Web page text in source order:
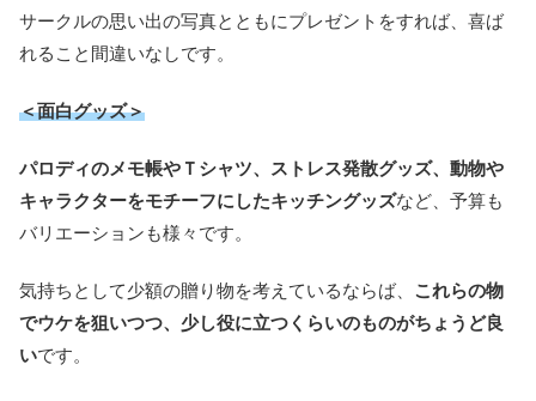
サークルの思い出の写真とともにプレゼントをすれば、喜ば
れること間違いなしです。
＜面白グッズ＞
パロディのメモ帳やＴシャツ、ストレス発散グッズ、動物や
キャラクターをモチーフにしたキッチングッズなど、予算も
バリエーションも様々です。
気持ちとして少額の贈り物を考えているならば、 これらの物
でウケを狙いつつ、少し役に立つくらいのものがちょうど良
いです。